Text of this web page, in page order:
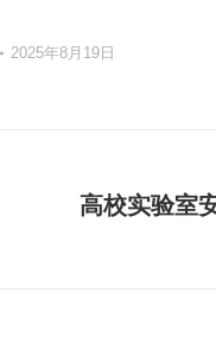
2025年8月19日
高校实验室